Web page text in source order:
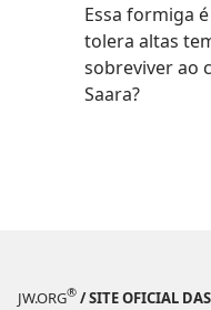
Essa formiga
tolera altas
sobreviver ao
Saara?
JW.ORG® / SITE OFICIAL